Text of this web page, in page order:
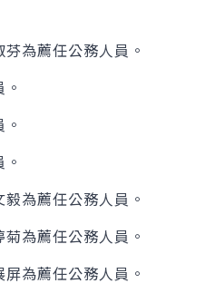
為薦任公務人員。
為薦任公務人員。
為薦任公務人員。
為薦任公務人員。